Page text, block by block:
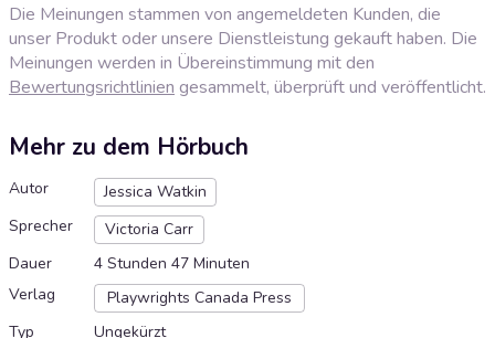
Die Meinungen stammen von angemeldeten Kunden, die
unser Produkt oder unsere Dienstleistung gekauft haben. Die
Meinungen werden in Übereinstimmung mit den
Bewertungsrichtlinien gesammelt, überprüft und veröffentlicht.
Mehr zu dem Hörbuch
Autor
Jessica Watkin
Sprecher
Victoria Carr
Dauer
4 Stunden 47 Minuten
Verlag
Playwrights Canada Press
Typ
Ungekürzt